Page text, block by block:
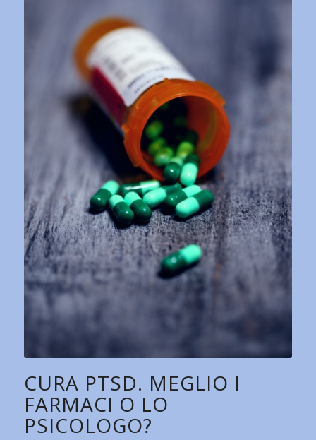
CURA PTSD. MEGLIO I
FARMACI O LO
PSICOLOGO?